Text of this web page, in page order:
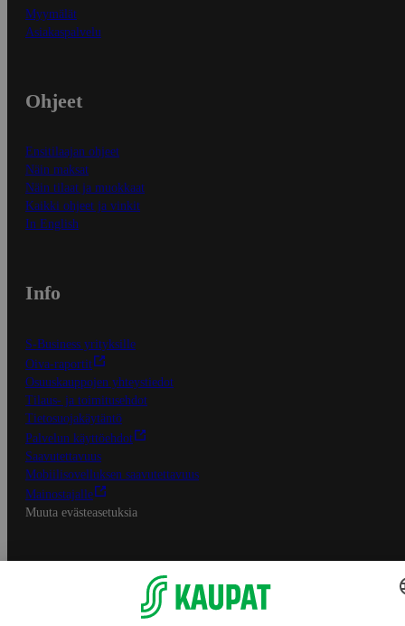
Myymälät
Asiakaspalvelu
Ohjeet
Ensitilaajan ohjeet
Näin maksat
Näin tilaat ja muokkaat
Kaikki ohjeet ja vinkit
In English
Info
S-Business yrityksille
Oiva-raportit
Osuuskauppojen yhteystiedot
Tilaus- ja toimitusehdot
Tietosuojakäytäntö
Palvelun käyttöehdot
Saavutettavuus
Mobiilisovelluksen saavutettavuus
Mainostajalle
Muuta evästeasetuksia
S-ryhmän palvelut